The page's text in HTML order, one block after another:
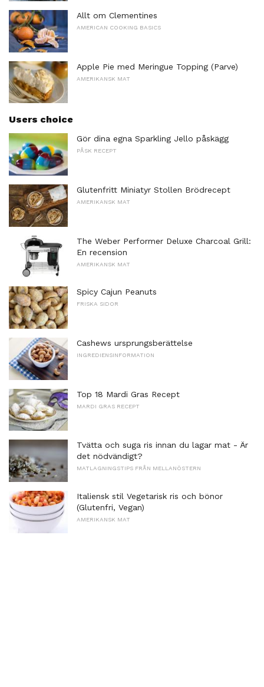
Allt om Clementines
AMERICAN COOKING BASICS
Apple Pie med Meringue Topping (Parve)
AMERIKANSK MAT
Users choice
Gör dina egna Sparkling Jello påskägg
PÅSK RECEPT
Glutenfritt Miniatyr Stollen Brödrecept
AMERIKANSK MAT
The Weber Performer Deluxe Charcoal Grill:
En recension
AMERIKANSK MAT
Spicy Cajun Peanuts
FRISKA SIDOR
Cashews ursprungsberättelse
INGREDIENSINFORMATION
Top 18 Mardi Gras Recept
MARDI GRAS RECEPT
Tvätta och suga ris innan du lagar mat - Är
det nödvändigt?
MATLAGNINGSTIPS FRÅN MELLANÖSTERN
Italiensk stil Vegetarisk ris och bönor
(Glutenfri, Vegan)
AMERIKANSK MAT